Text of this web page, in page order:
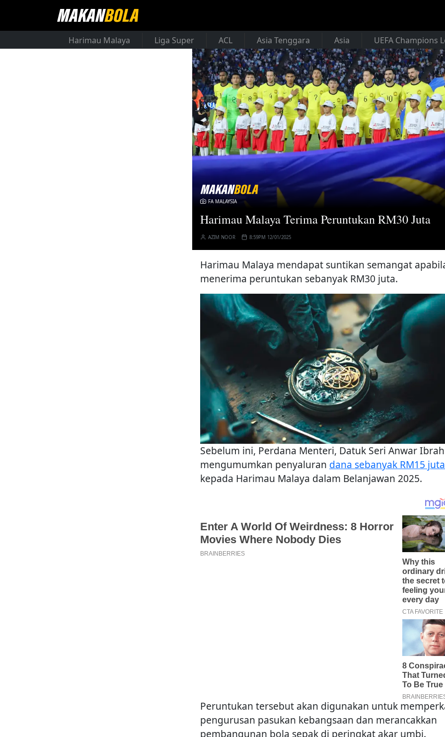
Harimau Malaya Liga Super ACL Asia Tenggara Asia UEFA Champions
FA MALAYSIA
Harimau Malaya Terima Peruntukan RM30 Juta
AZIM NOOR 8:59PM 12/01/2025
Harimau Malaya mendapat suntikan semangat
menerima peruntukan sebanyak RM30 juta.
Sebelum ini, Perdana Menteri, Datuk Seri Anwar
mengumumkan penyaluran dana sebanyak RM15 juta
kepada Harimau Malaya dalam Belanjawan 2025.
Peruntukan tersebut akan digunakan untuk
pengurusan pasukan kebangsaan dan merancakkan
pembangunan bola sepak di peringkat akar umbi.